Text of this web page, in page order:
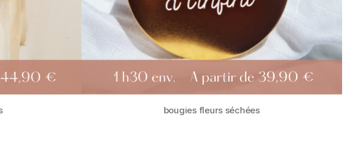
Peignes fleurs séchées